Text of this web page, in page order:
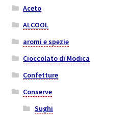
Aceto
ALCOOL
aromi e spezie
Cioccolato di Modica
Confetture
Conserve
Sughi